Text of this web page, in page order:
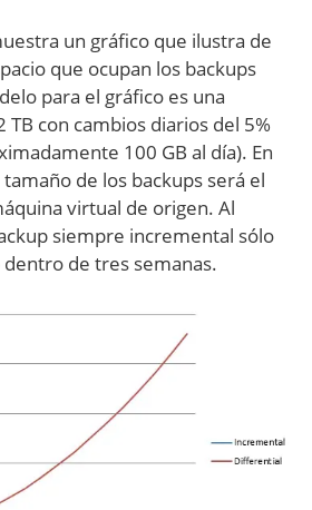
un gráfico que ilustra de
que ocupan los backups
para el gráfico es una
con cambios diarios del 5%
100 GB al día). En
de los backups será el
virtual de origen. Al
siempre incremental sólo
de tres semanas.